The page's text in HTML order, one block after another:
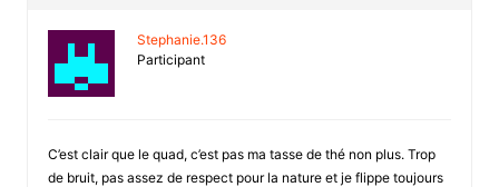
Stephanie.136
Participant
C’est clair que le quad, c’est pas ma tasse de thé non plus. Trop
de bruit, pas assez de respect pour la nature et je flippe toujours